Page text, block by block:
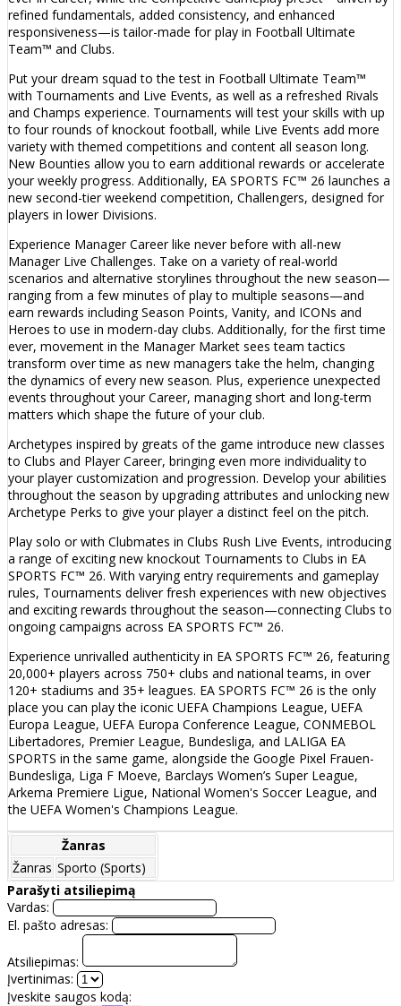
refined fundamentals, added consistency, and enhanced
responsiveness—is tailor-made for play in Football Ultimate
Team™ and Clubs.
Put your dream squad to the test in Football Ultimate Team™
with Tournaments and Live Events, as well as a refreshed Rivals
and Champs experience. Tournaments will test your skills with up
to four rounds of knockout football, while Live Events add more
variety with themed competitions and content all season long.
New Bounties allow you to earn additional rewards or accelerate
your weekly progress. Additionally, EA SPORTS FC™ 26 launches a
new second-tier weekend competition, Challengers, designed for
players in lower Divisions.
Experience Manager Career like never before with all-new
Manager Live Challenges. Take on a variety of real-world
scenarios and alternative storylines throughout the new season—
ranging from a few minutes of play to multiple seasons—and
earn rewards including Season Points, Vanity, and ICONs and
Heroes to use in modern-day clubs. Additionally, for the first time
ever, movement in the Manager Market sees team tactics
transform over time as new managers take the helm, changing
the dynamics of every new season. Plus, experience unexpected
events throughout your Career, managing short and long-term
matters which shape the future of your club.
Archetypes inspired by greats of the game introduce new classes
to Clubs and Player Career, bringing even more individuality to
your player customization and progression. Develop your abilities
throughout the season by upgrading attributes and unlocking new
Archetype Perks to give your player a distinct feel on the pitch.
Play solo or with Clubmates in Clubs Rush Live Events, introducing
a range of exciting new knockout Tournaments to Clubs in EA
SPORTS FC™ 26. With varying entry requirements and gameplay
rules, Tournaments deliver fresh experiences with new objectives
and exciting rewards throughout the season—connecting Clubs to
ongoing campaigns across EA SPORTS FC™ 26.
Experience unrivalled authenticity in EA SPORTS FC™ 26, featuring
20,000+ players across 750+ clubs and national teams, in over
120+ stadiums and 35+ leagues. EA SPORTS FC™ 26 is the only
place you can play the iconic UEFA Champions League, UEFA
Europa League, UEFA Europa Conference League, CONMEBOL
Libertadores, Premier League, Bundesliga, and LALIGA EA
SPORTS in the same game, alongside the Google Pixel Frauen-
Bundesliga, Liga F Moeve, Barclays Women’s Super League,
Arkema Premiere Ligue, National Women's Soccer League, and
the UEFA Women's Champions League.
Žanras
Žanras Sporto (Sports)
Parašyti atsiliepimą
Vardas:
El. pašto adresas:
Atsiliepimas:
Įvertinimas:
Įveskite saugos kodą: